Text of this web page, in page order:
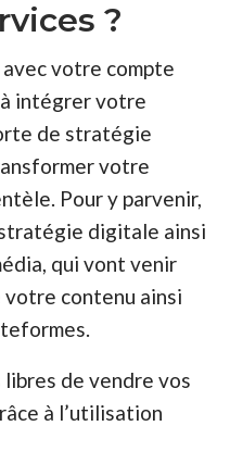
?
avec votre compte
intégrer votre
de stratégie
votre
Pour y parvenir,
digitale ainsi
qui vont venir
contenu ainsi
libres de vendre vos
à l’utilisation